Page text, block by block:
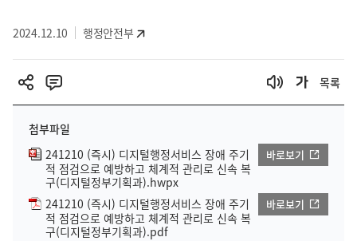
2024.12.10 행정안전부
목록
첨부파일
241210 (즉시) 디지털행정서비스 장애 주기
적 점검으로 예방하고 체계적 관리로 신속 복
구(디지털정부기획과).hwpx
바로보기
241210 (즉시) 디지털행정서비스 장애 주기
적 점검으로 예방하고 체계적 관리로 신속 복
구(디지털정부기획과).pdf
바로보기